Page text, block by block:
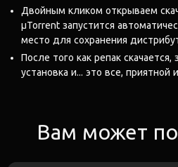
Двойным кликом открываем
μTorrent запустится
место для сохранения
После того как репак скачается,
установка и... это все, приятной
Вам может